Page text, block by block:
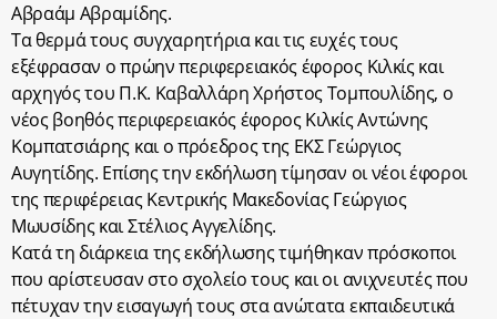
Αβραάμ Αβραμίδης.
Τα θερμά τους συγχαρητήρια και τις ευχές τους
εξέφρασαν ο πρώην περιφερειακός έφορος Κιλκίς και
αρχηγός του Π.Κ. Καβαλλάρη Χρήστος Τομπουλίδης, ο
νέος βοηθός περιφερειακός έφορος Κιλκίς Αντώνης
Κομπατσιάρης και ο πρόεδρος της ΕΚΣ Γεώργιος
Αυγητίδης. Επίσης την εκδήλωση τίμησαν οι νέοι έφοροι
της περιφέρειας Κεντρικής Μακεδονίας Γεώργιος
Μωυσίδης και Στέλιος Αγγελίδης.
Κατά τη διάρκεια της εκδήλωσης τιμήθηκαν πρόσκοποι
που αρίστευσαν στο σχολείο τους και οι ανιχνευτές που
πέτυχαν την εισαγωγή τους στα ανώτατα εκπαιδευτικά